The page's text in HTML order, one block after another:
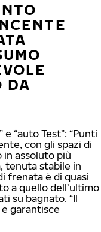
DA
“auto Test”: “Punti
con gli spazi di
assoluto più
tenuta stabile in
frenata è di quasi
a quello dell’ultimo
su bagnato. “Il
e garantisce